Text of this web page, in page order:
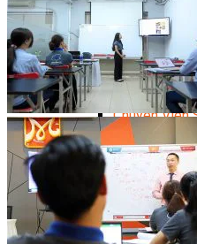
Khởi Sự Kinh
Khởi Sự Kinh
Kiến Thức & Kỹ
Marketing
Digital Marketing
Giám Đốc
Chuyên Viên
Tiktok
Thương Mại
Facebook
Search
Quản Trị
Facebook
Google Ads